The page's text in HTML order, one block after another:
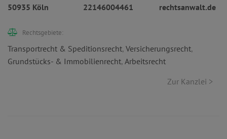
50935 Köln
22146004461
rechtsanwalt.de
Rechtsgebiete:
Transportrecht & Speditionsrecht, Versicherungsrecht,
Grundstücks- & Immobilienrecht, Arbeitsrecht
Zur Kanzlei >